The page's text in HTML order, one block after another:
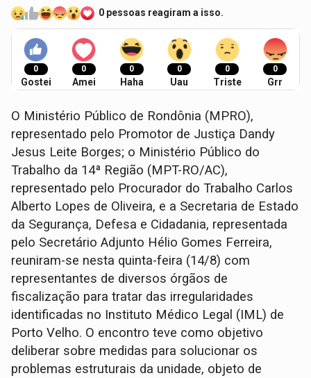
0 pessoas reagiram a isso.
0
Gostei
0
Amei
0
Haha
0
Uau
0
Triste
0
Grr
O Ministério Público de Rondônia (MPRO),
representado pelo Promotor de Justiça Dandy
Jesus Leite Borges; o Ministério Público do
Trabalho da 14ª Região (MPT-RO/AC),
representado pelo Procurador do Trabalho Carlos
Alberto Lopes de Oliveira, e a Secretaria de Estado
da Segurança, Defesa e Cidadania, representada
pelo Secretário Adjunto Hélio Gomes Ferreira,
reuniram-se nesta quinta-feira (14/8) com
representantes de diversos órgãos de
fiscalização para tratar das irregularidades
identificadas no Instituto Médico Legal (IML) de
Porto Velho. O encontro teve como objetivo
deliberar sobre medidas para solucionar os
problemas estruturais da unidade, objeto de